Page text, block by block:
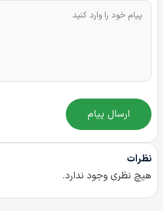
ارسال پیام
نظرات
هیچ نظری وجود ندارد.